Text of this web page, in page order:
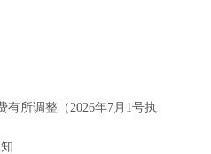
有所调整（2026年7月1号执